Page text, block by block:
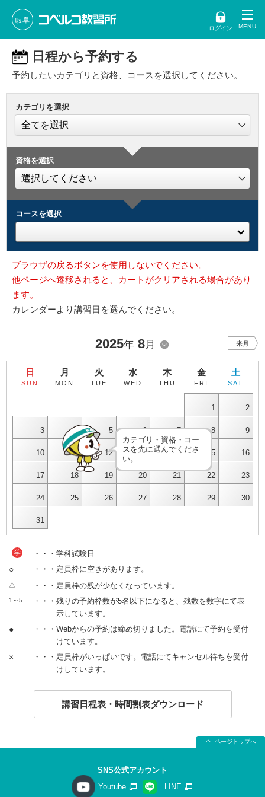
岐阜
ログイン
日程から予約する
予約したいカテゴリと資格、コースを選択してください。
カテゴリを選択
資格を選択
コースを選択
ブラウザの戻るボタンを使用しないでください。
他ページへ遷移されると、カートがクリアされる場合があり
ます。
カレンダーより講習日を選んでください。
2025年 8月 来月
日
SUN
月
MON
火
TUE
水
WED
木
THU
金
FRI
土
SAT
1 2
3 4 5 6 7 8 9
10 11 12 13 14 15 16
17 18 19 20 21 22 23
24 25 26 27 28 29 30
31
カテゴリ・資格・コー
スを先に選んでくださ
い。
学 ・・・学科試験日
○ ・・・定員枠に空きがあります。
△ ・・・定員枠の残が少なくなっています。
1～5
・・・残りの予約枠数が5名以下になると、残数を数字にて表
示しています。
●
・・・Webからの予約は締め切りました。電話にて予約を受付
けています。
×
・・・定員枠がいっぱいです。電話にてキャンセル待ちを受付
けしています。
講習日程表・時間割表ダウンロード
ページトップへ
SNS公式アカウント
Youtube
LINE